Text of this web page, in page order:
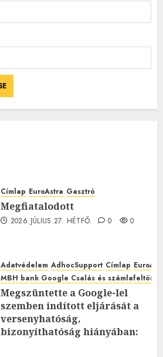
Címlap EuroAstra Gasztró
Megfiatalodott
2026.JÚLIUS.27. HÉTFŐ. 0 0
Adatvédelem AdhocSupport Címlap
MBH bank Google Csalás és
Megszüntette a Google-lel
szemben indított eljárását a
versenyhatóság,
bizonyíthatóság hiányában: